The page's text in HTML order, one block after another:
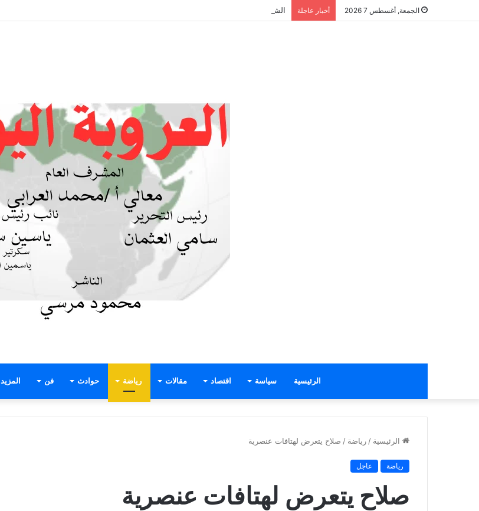
الجمعة, أغسطس 7 2026 أخبار عاجلة الشراكة الاستراتيجية بين السودان والسعودية… مشروع للمستقبل لا اتفاق للماضي
الرئيسية سياسة اقتصاد مقالات رياضة حوادث فن المزيد
الرئيسية / رياضة / صلاح يتعرض لهتافات عنصرية
رياضة عاجل
صلاح يتعرض لهتافات عنصرية